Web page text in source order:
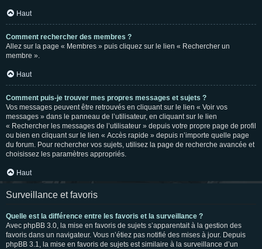
Haut
Comment rechercher des membres ?
Allez sur la page « Membres » puis cliquez sur le lien « Rechercher un
membre ».
Haut
Comment puis-je trouver mes propres messages et sujets ?
Vos messages peuvent être retrouvés en cliquant sur le lien « Voir vos
messages » dans le panneau de l’utilisateur, en cliquant sur le lien
« Rechercher les messages de l’utilisateur » depuis votre propre page de profil
ou bien en cliquant sur le lien « Accès rapide » depuis n’importe quelle page
du forum. Pour rechercher vos sujets, utilisez la page de recherche avancée et
choisissez les paramètres appropriés.
Haut
Surveillance et favoris
Quelle est la différence entre les favoris et la surveillance ?
Avec phpBB 3.0, la mise en favoris de sujets s’apparentait à la gestion des
favoris dans un navigateur. Vous n’étiez pas notifié des mises à jour. Depuis
phpBB 3.1, la mise en favoris de sujets est similaire à la surveillance d’un